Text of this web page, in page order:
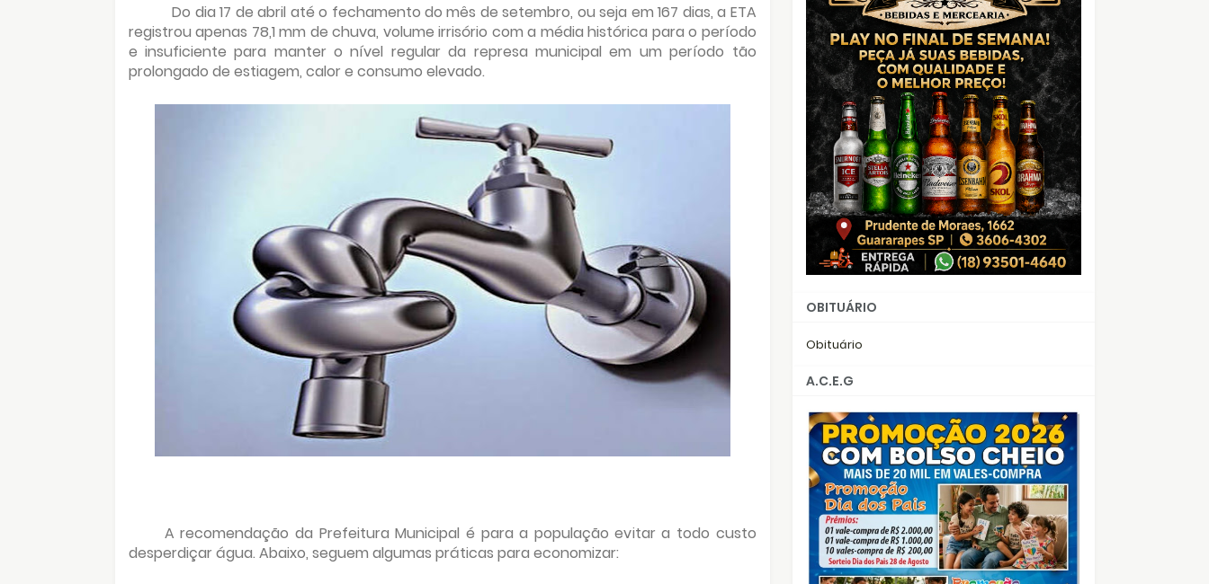
Do dia 17 de abril até o fechamento do mês de setembro, ou seja em 167 dias, a ETA
registrou apenas 78,1 mm de chuva, volume irrisório com a média histórica para o período
e insuficiente para manter o nível regular da represa municipal em um período tão
prolongado de estiagem, calor e consumo elevado.
A recomendação da Prefeitura Municipal é para a população evitar a todo custo
desperdiçar água. Abaixo, seguem algumas práticas para economizar:
OBITUÁRIO
Obituário
A.C.E.G